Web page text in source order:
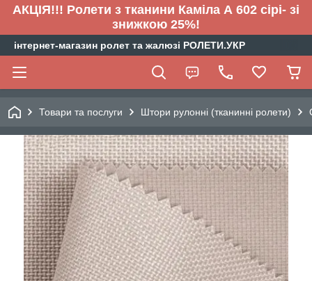
АКЦІЯ!!! Ролети з тканини Каміла А 602 сірі- зі
знижкою 25%!
інтернет-магазин ролет та жалюзі РОЛЕТИ.УКР
Товари та послуги Штори рулонні (тканинні ролети)